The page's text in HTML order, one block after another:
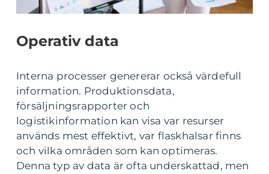
Operativ data
Interna processer genererar också värdefull
information. Produktionsdata,
försäljningsrapporter och
logistikinformation kan visa var resurser
används mest effektivt, var flaskhalsar finns
och vilka områden som kan optimeras.
Denna typ av data är ofta underskattad, men